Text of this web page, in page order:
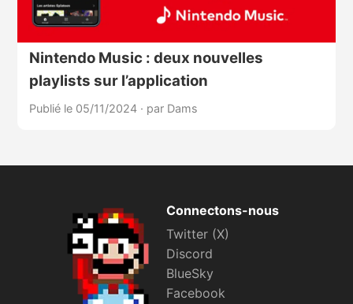
Nintendo Music : deux nouvelles
playlists sur l’application
Publié le 05/11/2024 · par Dams
Connectons-nous
Twitter (X)
Discord
BlueSky
Facebook